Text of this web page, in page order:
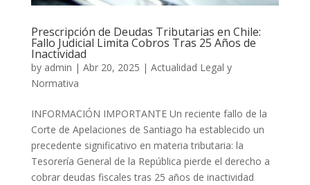
Prescripción de Deudas Tributarias en Chile:
Fallo Judicial Limita Cobros Tras 25 Años de
Inactividad
by admin | Abr 20, 2025 | Actualidad Legal y
Normativa
INFORMACIÓN IMPORTANTE Un reciente fallo de la
Corte de Apelaciones de Santiago ha establecido un
precedente significativo en materia tributaria: la
Tesorería General de la República pierde el derecho a
cobrar deudas fiscales tras 25 años de inactividad